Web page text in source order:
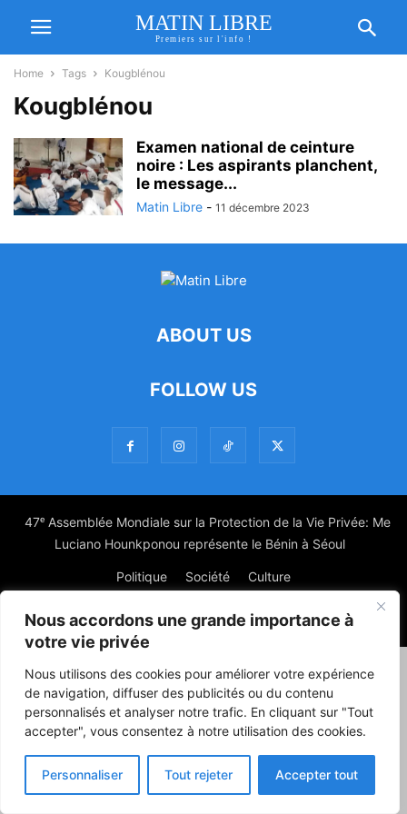
Nous accordons une grande importance à
votre vie privée
Nous utilisons des cookies pour améliorer votre expérience
de navigation, diffuser des publicités ou du contenu
personnalisés et analyser notre trafic. En cliquant sur "Tout
accepter", vous consentez à notre utilisation des cookies.
Personnaliser Tout rejeter Accepter tout
MATIN LIBRE
Premiers sur l'info !
Home Tags Kougblénou
Kougblénou
Examen national de ceinture
noire : Les aspirants planchent,
le message...
Matin Libre - 11 décembre 2023
ABOUT US
FOLLOW US
47ᵉ Assemblée Mondiale sur la Protection de la Vie Privée: Me
Luciano Hounkponou représente le Bénin à Séoul
Politique Société Culture
© Powered by digitXplus Francophone